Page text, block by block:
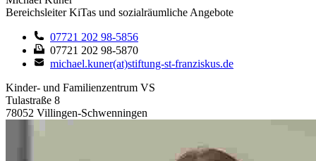
Bereichsleiter KiTas und sozialräumliche Angebote
07721 202 98-5856
07721 202 98-5870
michael.kuner(at)stiftung-st-franziskus.de
Kinder- und Familienzentrum VS
Tulastraße 8
78052 Villingen-Schwenningen